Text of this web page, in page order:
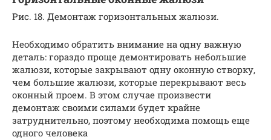
Рис. 18. Демонтаж горизонтальных жалюзи.
Необходимо обратить внимание на одну важную
деталь: гораздо проще демонтировать небольшие
жалюзи, которые закрывают одну оконную створку,
чем большие жалюзи, которые перекрывают весь
оконный проем. В этом случае произвести
демонтаж своими силами будет крайне
затруднительно, поэтому необходима помощь еще
одного человека